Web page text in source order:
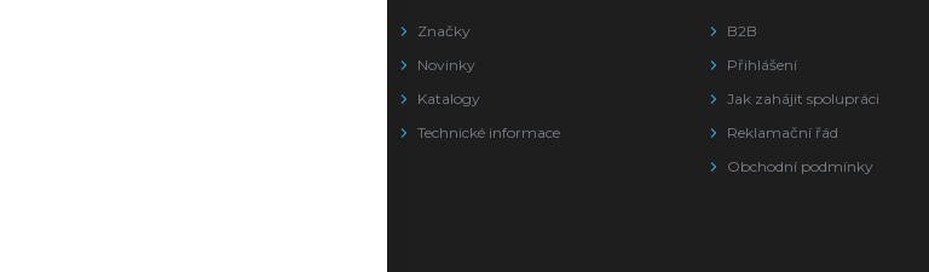
Značky
Novinky
Katalogy
Technické informace
B2B
Přihlášení
Jak zahájit spolupráci
Reklamační řád
Obchodní podmínky